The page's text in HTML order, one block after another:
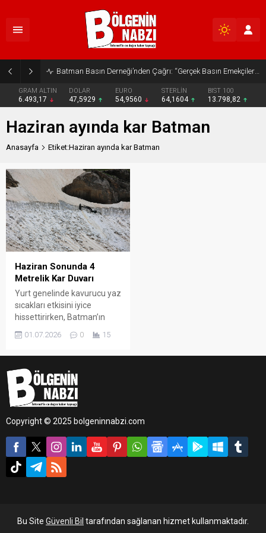
Batman Basın Derneği’nden Çağrı: “Gerçek Basın Emekçileri Desteklenmeli”
GRAM ALTIN
6.493,17
DOLAR
47,5929
EURO
54,9560
STERLİN
64,1604
BIST 100
13.798,82
Haziran ayında kar Batman
Anasayfa Etiket:Haziran ayında kar Batman
Haziran Sonunda 4
Metrelik Kar Duvarı
Yurt genelinde kavurucu yaz
sıcakları etkisini iyice
hissettirirken, Batman’ın
Sason ilçesinde adeta kıştan
kalma günler yaşanıyor.
noktalarından biri olan 2 bin
973 rakımlı Mereto Dağı’nda,
Haziran ayı sonuna
mücadele çalışmaları tüm
hızıyla sürüyor.
01.07.2026 0 15
Copyright © 2025 bolgeninnabzi.com
Bu Site Güvenli Bil tarafından sağlanan hizmet kullanmaktadır.